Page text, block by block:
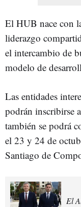
El HUB nace con
liderazgo
el intercambio de
modelo de
Las entidades
podrán inscribirse
también se podrá
el 23 y 24 de
Santiago de
El